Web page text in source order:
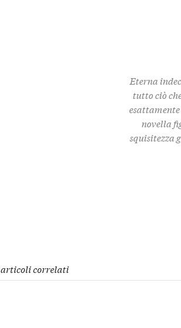
Eterna
tutto ciò
novella
squisitezza
articoli correlati